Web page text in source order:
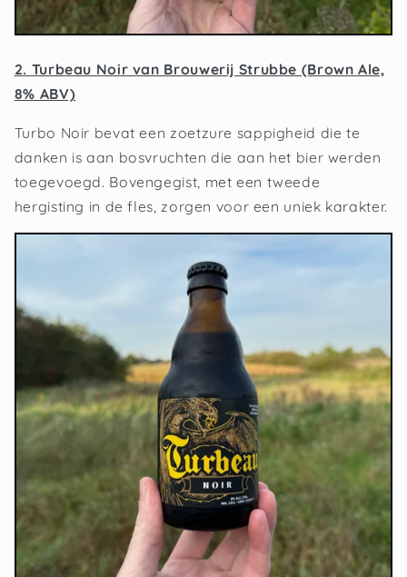
2. Turbeau Noir van Brouwerij Strubbe (Brown Ale,
8% ABV)
Turbo Noir bevat een zoetzure sappigheid die te
danken is aan bosvruchten die aan het bier werden
toegevoegd. Bovengegist, met een tweede
hergisting in de fles, zorgen voor een uniek karakter.